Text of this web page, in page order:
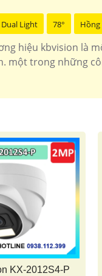
Kbvision camera
Dual Light 78° Hồng
hiệu kbvision là
một trong những
KX-2012S4-P